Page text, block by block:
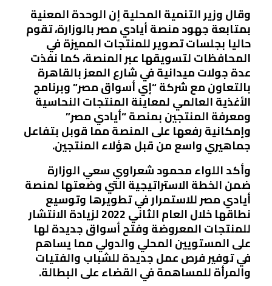
وقال وزير التنمية المحلية إن الوحدة المعنية
بمتابعة جهود منصة أيادي مصر بالوزارة، تقوم
حاليا بجلسات تصوير للمنتجات المميزة في
المحافظات لتسويقها عبر المنصة، كما نفذت
عدة جولات ميدانية في شارع المعز بالقاهرة
بالتعاون مع شركة “إي أسواق مصر” وبرنامج
الأغذية العالمي لمعاينة المنتجات النحاسية
ومعرفة المنتجين بمنصة “أيادي مصر”
وإمكانية رفعها على المنصة مما قوبل بتفاعل
جماهيري واسع من قبل هؤلاء المنتجين.
وأكد اللواء محمود شعراوي سعي الوزارة
ضمن الخطة الاستراتيجية التي وضعتها لمنصة
أيادي مصر للاستمرار في تطويرها وتوسيع
نطاقها خلال العام الثاني 2022 لزيادة الانتشار
للمنتجات المعروضة وفتح أسواق جديدة لها
على المستويين المحلي والدولي مما يساهم
في توفير فرص عمل جديدة للشباب والفتيات
والمرأة للمساهمة في القضاء على البطالة.